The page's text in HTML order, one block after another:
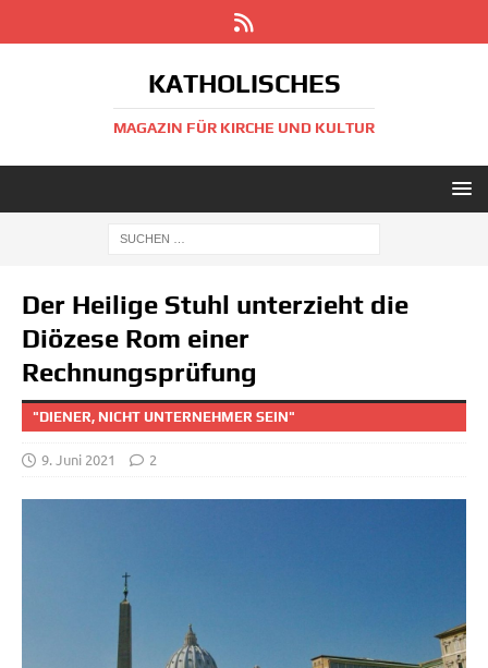
KATHOLISCHES
MAGAZIN FÜR KIRCHE UND KULTUR
Der Heilige Stuhl unterzieht die
Diözese Rom einer
Rechnungsprüfung
"DIENER, NICHT UNTERNEHMER SEIN"
9. Juni 2021 2